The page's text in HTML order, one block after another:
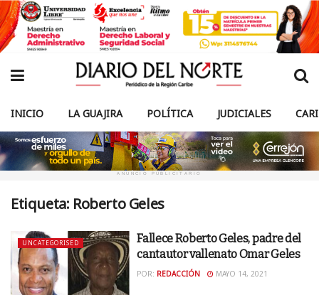
INICIO LA GUAJIRA POLÍTICA JUDICIALES
ANUNCIO PUBLICITARIO
Etiqueta: Roberto Geles
UNCATEGORISED
Fallece Roberto Geles, padre del
cantautor vallenato Omar Geles
POR: REDACCIÓN MAYO 14, 2021